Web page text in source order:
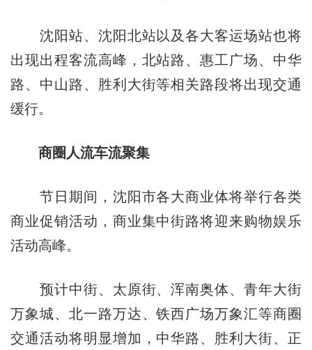
沈阳站、沈阳北站以及各大客运场站也将
出现出程客流高峰，北站路、惠工广场、中华
路、中山路、胜利大街等相关路段将出现交通
缓行。
商圈人流车流聚集
节日期间，沈阳市各大商业体将举行各类
商业促销活动，商业集中街路将迎来购物娱乐
活动高峰。
预计中街、太原街、浑南奥体、青年大街
万象城、北一路万达、铁西广场万象汇等商圈
交通活动将明显增加，中华路、胜利大街、正